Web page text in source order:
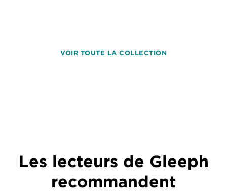
VOIR TOUTE LA COLLECTION
Les lecteurs de Gleeph
recommandent